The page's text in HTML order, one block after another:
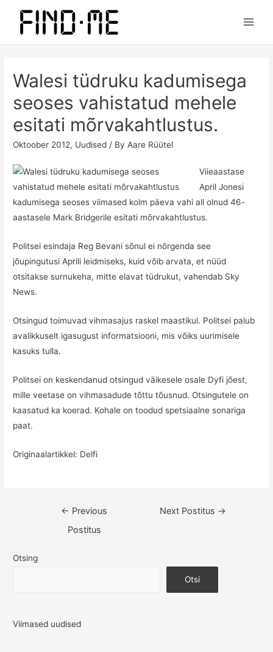
Walesi tüdruku kadumisega
seoses vahistatud mehele
esitati mõrvakahtlustus.
Oktoober 2012, Uudised / ByAare Rüütel
Viieaastase
April Jonesi
kadumisega seoses viimased kolm päeva vahi all olnud 46-
aastasele Mark Bridgerile esitati mõrvakahtlustus.
Politsei esindaja Reg Bevani sõnul ei nõrgenda see
jõupingutusi Aprili leidmiseks, kuid võib arvata, et nüüd
otsitakse surnukeha, mitte elavat tüdrukut, vahendab Sky
News.
Otsingud toimuvad vihmasajus raskel maastikul. Politsei palub
avalikkuselt igasugust informatsiooni, mis võiks uurimisele
kasuks tulla.
Politsei on keskendanud otsingud väikesele osale Dyfi jõest,
mille veetase on vihmasadude tõttu tõusnud. Otsingutele on
kaasatud ka koerad. Kohale on toodud spetsiaalne sonariga
paat.
Originaalartikkel: Delfi
Navigeerimine
← Previous
Postitus
Next Postitus →
Otsing
Otsi
Viimased uudised